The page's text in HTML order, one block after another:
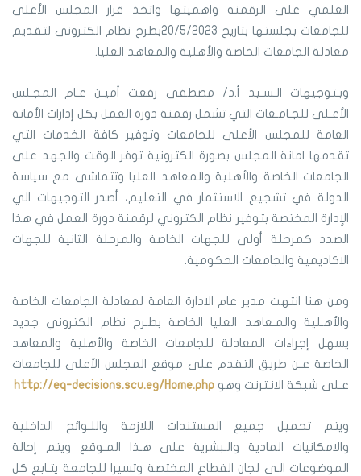
العلمي على الرقمنه واهميتها واتخذ قرار المجلس الأعلى
للجامعات بجلستها بتاريخ 20/5/2023بطرح نظام الكترونى لتقديم
معادلة الجامعات الخاصة والأهلية والمعاهد العليا.
وبـتوجيهات الـسـيد أ.د/ مصطفى رفعت أميـن عـام المجـلس
الأعـلى للجـامـعات التي تشمل رقمنة دورة العمل بكل إدارات الأمانة
العامة للمجلس الأعلى للجامعات وتوفير كافة الخدمات التي
تقدمها امانة المجلس بصورة الكترونية توفر الوقت والجهد على
الجامعات الخاصة والأهلية والمعاهد العليا وتتماشى مع سياسة
الدولة في تشجيع الاستثمار في التعليم، أصدر التوجيهات الي
الإدارة المختصة بتوفير نظام الكتروني لرقمنة دورة العمل في هذا
الصدد كمرحلة أولى للجهات الخاصة والمرحلة الثانية للجهات
الاكاديمية والجامعات الحكومية.
ومن هنا انتهت مدير عام الادارة العامة لمعادلة الجامعات الخاصة
والأهـلية والمـعاهد العليا الخاصة بطـرح نظام الكتروني جديد
يسهل إجراءات المعادلة للجامعات الخاصة والأهلية والمعاهد
الخاصة عـن طريق التقدم على موقع المجلس الأعلى للجامعات
عـلى شبكة الانـترنت وهو http://eq-decisions.scu.eg/Home.php
ويتم تحميل جميع المستندات اللازمة واللـوائح الداخلية
والامكانيات المادية والـبشرية على هـذا المـوقع ويتم إحالة
الموضوعات الـى لجان القطاع المختصة وتسيرا للجامعة يتـابع كل